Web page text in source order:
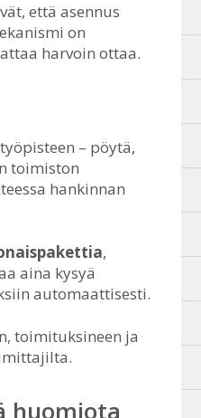
että asennus
on
harvoin ottaa.
– pöytä,
toimiston
hankinnan
,
aina kysyä
automaattisesti.
toimituksineen ja
huomiota